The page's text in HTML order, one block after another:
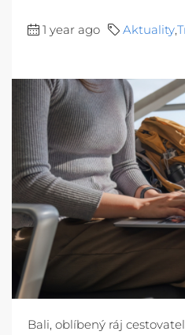
1 year ago Aktuality,
Bali, oblíbený ráj